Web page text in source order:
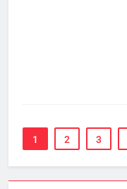
1 2 3